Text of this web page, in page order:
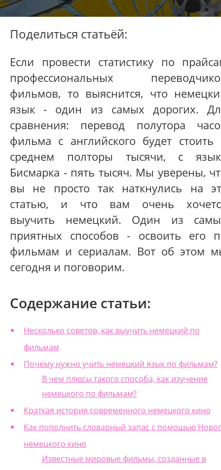
Поделиться статьёй:
Если провести статистику по
профессиональных
фильмов, то выяснится, что
язык - один из самых дорогих.
сравнения: перевод полутора
фильма с английского будет стоить
среднем полторы тысячи, с
Бисмарка - пять тысяч. Мы уверены,
вы не просто так наткнулись на
статью, и что вам очень
выучить немецкий. Один из
приятных способов - освоить его
фильмам и сериалам. Вот об этом
сегодня и поговорим.
Содержание статьи:
Несколько советов, как выучить немецкий по
фильмам
Почему нужно учить немецкий язык по фильмам?
В чем плюсы такого способа, как изучение
немецкого по фильмам?
Краткая история современного немецкого кино
Как пополнить словарный запас с помощью
немецкого кино
Известные мировые фильмы, созданные в